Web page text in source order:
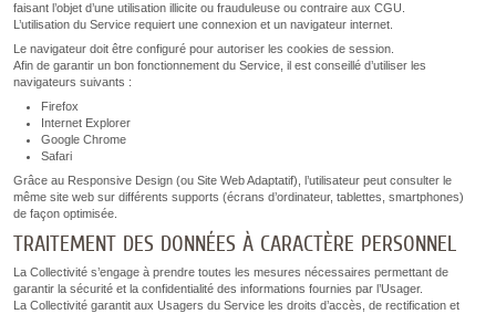
faisant l’objet d’une utilisation illicite ou frauduleuse ou contraire aux CGU.
L’utilisation du Service requiert une connexion et un navigateur internet.
Le navigateur doit être configuré pour autoriser les cookies de session.
Afin de garantir un bon fonctionnement du Service, il est conseillé d’utiliser les
navigateurs suivants :
Firefox
Internet Explorer
Google Chrome
Safari
Grâce au Responsive Design (ou Site Web Adaptatif), l’utilisateur peut consulter le
même site web sur différents supports (écrans d’ordinateur, tablettes, smartphones)
de façon optimisée.
TRAITEMENT DES DONNÉES À CARACTÈRE PERSONNEL
La Collectivité s’engage à prendre toutes les mesures nécessaires permettant de
garantir la sécurité et la confidentialité des informations fournies par l’Usager.
La Collectivité garantit aux Usagers du Service les droits d’accès, de rectification et